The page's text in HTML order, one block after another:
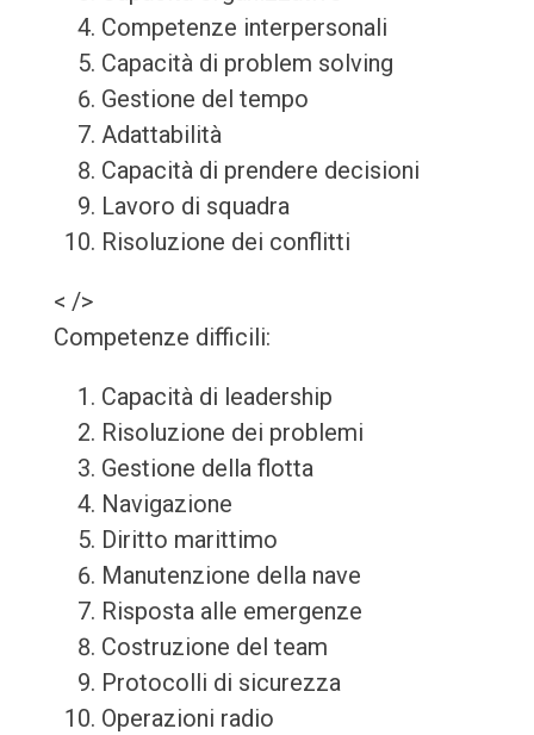
Competenze interpersonali
Capacità di problem solving
Gestione del tempo
Adattabilità
Capacità di prendere decisioni
Lavoro di squadra
Risoluzione dei conflitti
< />
Competenze difficili:
Capacità di leadership
Risoluzione dei problemi
Gestione della flotta
Navigazione
Diritto marittimo
Manutenzione della nave
Risposta alle emergenze
Costruzione del team
Protocolli di sicurezza
Operazioni radio